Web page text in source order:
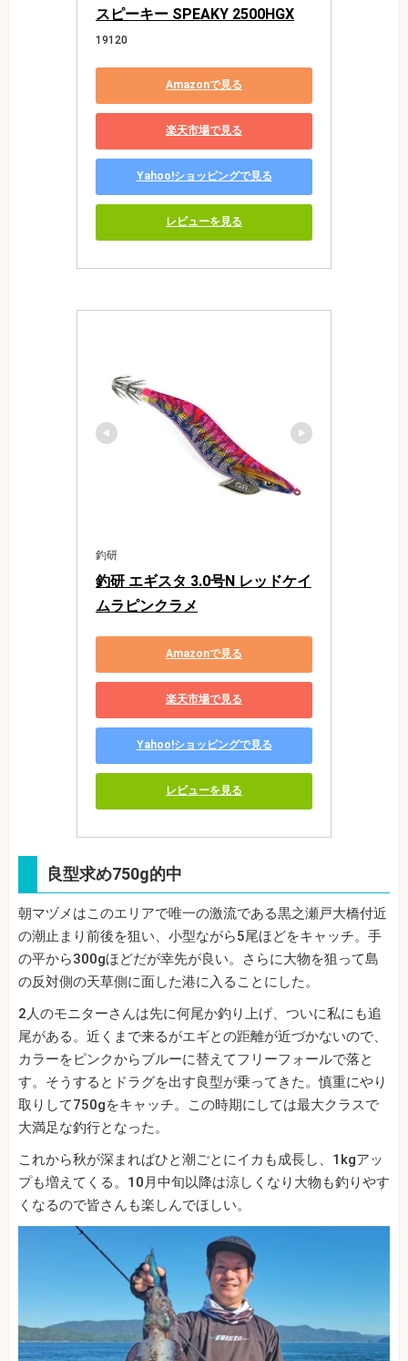
スピーキー SPEAKY 2500HGX
19120
Amazonで見る
楽天市場で見る
Yahoo!ショッピングで見る
レビューを見る
釣研
釣研 エギスタ 3.0号N レッドケイ
ムラピンクラメ
Amazonで見る
楽天市場で見る
Yahoo!ショッピングで見る
レビューを見る
良型求め750g的中
朝マヅメはこのエリアで唯一の激流である黒之瀬戸大橋付近
の潮止まり前後を狙い、小型ながら5尾ほどをキャッチ。手
の平から300gほどだが幸先が良い。さらに大物を狙って島
の反対側の天草側に面した港に入ることにした。
2人のモニターさんは先に何尾か釣り上げ、ついに私にも追
尾がある。近くまで来るがエギとの距離が近づかないので、
カラーをピンクからブルーに替えてフリーフォールで落と
す。そうするとドラグを出す良型が乗ってきた。慎重にやり
取りして750gをキャッチ。この時期にしては最大クラスで
大満足な釣行となった。
これから秋が深まればひと潮ごとにイカも成長し、1kgアッ
プも増えてくる。10月中旬以降は涼しくなり大物も釣りやす
くなるので皆さんも楽しんでほしい。